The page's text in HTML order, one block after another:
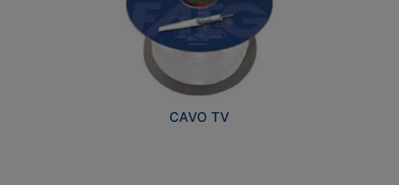
CAVO TV